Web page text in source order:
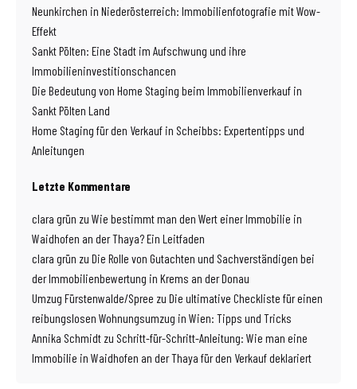
Neunkirchen in Niederösterreich: Immobilienfotografie mit Wow-
Effekt
Sankt Pölten: Eine Stadt im Aufschwung und ihre
Immobilieninvestitionschancen
Die Bedeutung von Home Staging beim Immobilienverkauf in
Sankt Pölten Land
Home Staging für den Verkauf in Scheibbs: Expertentipps und
Anleitungen
Letzte Kommentare
clara grün zu Wie bestimmt man den Wert einer Immobilie in
Waidhofen an der Thaya? Ein Leitfaden
clara grün zu Die Rolle von Gutachten und Sachverständigen bei
der Immobilienbewertung in Krems an der Donau
Umzug Fürstenwalde/Spree zu Die ultimative Checkliste für einen
reibungslosen Wohnungsumzug in Wien: Tipps und Tricks
Annika Schmidt zu Schritt-für-Schritt-Anleitung: Wie man eine
Immobilie in Waidhofen an der Thaya für den Verkauf deklariert